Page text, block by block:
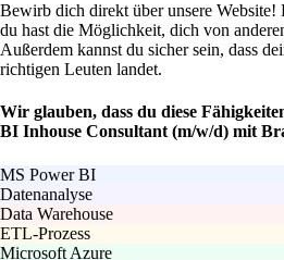
Bewirb dich direkt über unsere Website!
du hast die Möglichkeit, dich von
Außerdem kannst du sicher sein, dass
richtigen Leuten landet.
Wir glauben, dass du diese
BI Inhouse Consultant (m/w/d) mit
MS Power BI
Datenanalyse
Data Warehouse
ETL-Prozess
Microsoft Azure